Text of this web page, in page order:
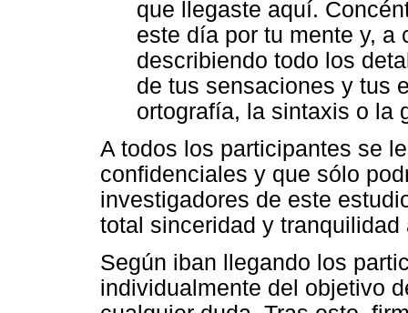
que llegaste aquí.
este día por tu mente y, a
describiendo todo los
de tus sensaciones y tus
ortografía, la sintaxis o la
A todos los participantes se
confidenciales y que sólo
investigadores de este
total sinceridad y
Según iban llegando los
individualmente del objetivo